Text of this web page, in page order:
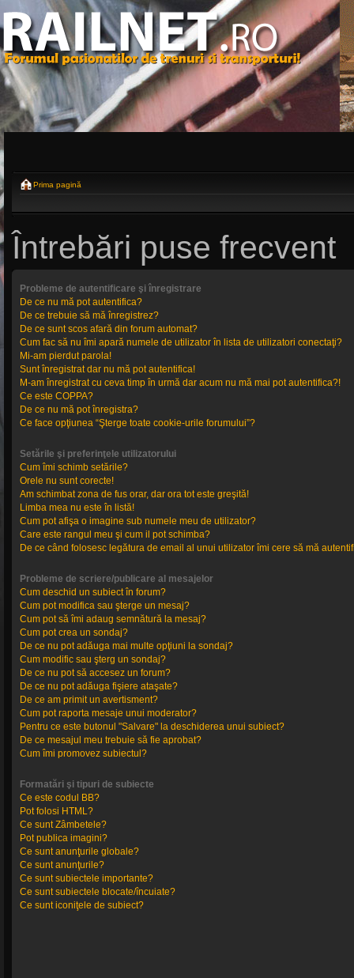
Prima pagină
Întrebări puse frecvent
Probleme de autentificare şi înregistrare
De ce nu mă pot autentifica?
De ce trebuie să mă înregistrez?
De ce sunt scos afară din forum automat?
Cum fac să nu îmi apară numele de utilizator în lista de utilizatori conectaţi?
Mi-am pierdut parola!
Sunt înregistrat dar nu mă pot autentifica!
M-am înregistrat cu ceva timp în urmă dar acum nu mă mai pot autentifica?!
Ce este COPPA?
De ce nu mă pot înregistra?
Ce face opţiunea “Şterge toate cookie-urile forumului”?
Setările şi preferinţele utilizatorului
Cum îmi schimb setările?
Orele nu sunt corecte!
Am schimbat zona de fus orar, dar ora tot este greşită!
Limba mea nu este în listă!
Cum pot afişa o imagine sub numele meu de utilizator?
Care este rangul meu şi cum il pot schimba?
De ce când folosesc legătura de email al unui utilizator îmi cere să mă
Probleme de scriere/publicare al mesajelor
Cum deschid un subiect în forum?
Cum pot modifica sau şterge un mesaj?
Cum pot să îmi adaug semnătură la mesaj?
Cum pot crea un sondaj?
De ce nu pot adăuga mai multe opţiuni la sondaj?
Cum modific sau şterg un sondaj?
De ce nu pot să accesez un forum?
De ce nu pot adăuga fişiere ataşate?
De ce am primit un avertisment?
Cum pot raporta mesaje unui moderator?
Pentru ce este butonul "Salvare" la deschiderea unui subiect?
De ce mesajul meu trebuie să fie aprobat?
Cum îmi promovez subiectul?
Formatări şi tipuri de subiecte
Ce este codul BB?
Pot folosi HTML?
Ce sunt Zâmbetele?
Pot publica imagini?
Ce sunt anunţurile globale?
Ce sunt anunţurile?
Ce sunt subiectele importante?
Ce sunt subiectele blocate/încuiate?
Ce sunt iconiţele de subiect?